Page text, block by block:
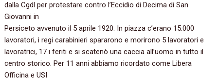
dalla Cgdl per protestare contro l’Eccidio di Decima di San
Giovanni in
Persiceto avvenuto il 5 aprile 1920. In piazza c’erano 15.000
lavoratori, i regi carabinieri spararono e morirono 5 lavoratori e
lavoratrici, 17 i feriti e si scatenò una caccia all’uomo in tutto il
centro storico. Per 11 anni abbiamo ricordato come Libera
Officina e USI